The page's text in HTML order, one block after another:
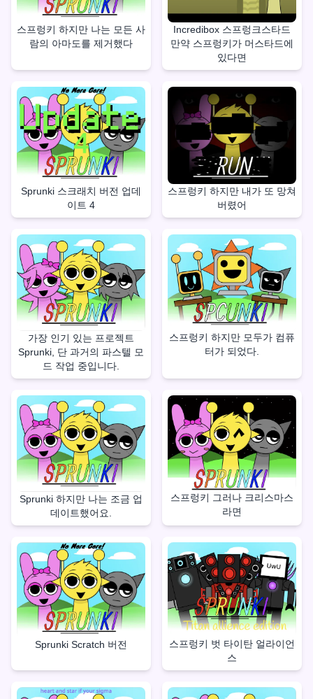
스프렁키 하지만 나는 모든 사
람의 아마도를 제거했다
Incredibox 스프렁크스타드
만약 스프렁키가 머스타드에
있다면
Sprunki 스크래치 버전 업데
이트 4
스프렁키 하지만 내가 또 망쳐
버렸어
가장 인기 있는 프로젝트
Sprunki, 단 과거의 파스텔 모
드 작업 중입니다.
스프렁키 하지만 모두가 컴퓨
터가 되었다.
Sprunki 하지만 나는 조금 업
데이트했어요.
스프렁키 그러나 크리스마스
라면
Sprunki Scratch 버전
스프렁키 벗 타이탄 얼라이언
스